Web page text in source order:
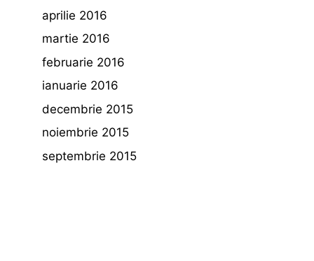
aprilie 2016
martie 2016
februarie 2016
ianuarie 2016
decembrie 2015
noiembrie 2015
septembrie 2015